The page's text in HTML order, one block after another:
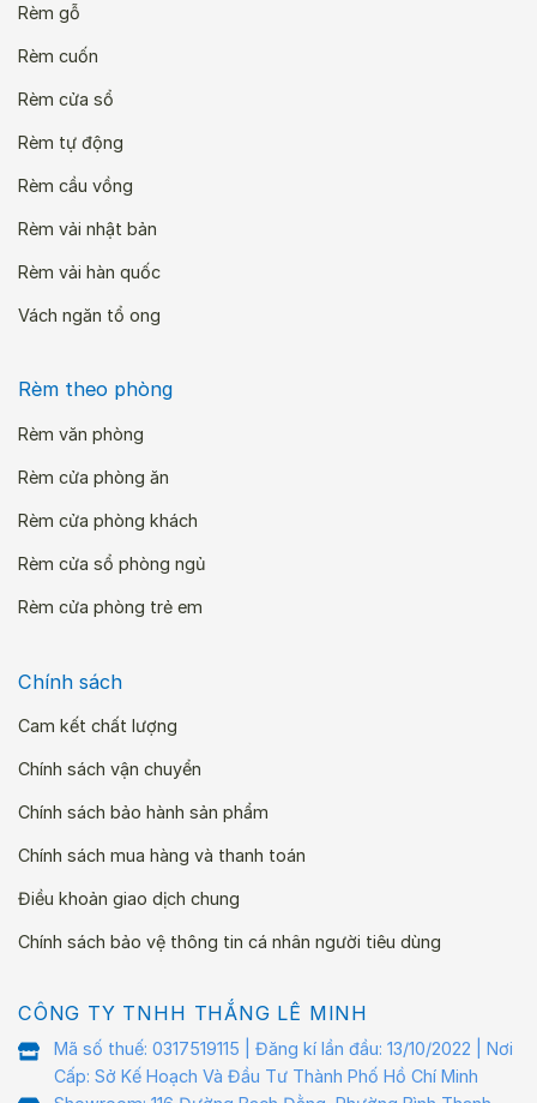
Rèm gỗ
Rèm cuốn
Rèm cửa sổ
Rèm tự động
Rèm cầu vồng
Rèm vải nhật bản
Rèm vải hàn quốc
Vách ngăn tổ ong
Rèm theo phòng
Rèm văn phòng
Rèm cửa phòng ăn
Rèm cửa phòng khách
Rèm cửa sổ phòng ngủ
Rèm cửa phòng trẻ em
Chính sách
Cam kết chất lượng
Chính sách vận chuyển
Chính sách bảo hành sản phẩm
Chính sách mua hàng và thanh toán
Điều khoản giao dịch chung
Chính sách bảo vệ thông tin cá nhân người tiêu dùng
CÔNG TY TNHH THẮNG LÊ MINH
Mã số thuế: 0317519115 | Đăng kí lần đầu: 13/10/2022 | Nơi
Cấp: Sở Kế Hoạch Và Đầu Tư Thành Phố Hồ Chí Minh